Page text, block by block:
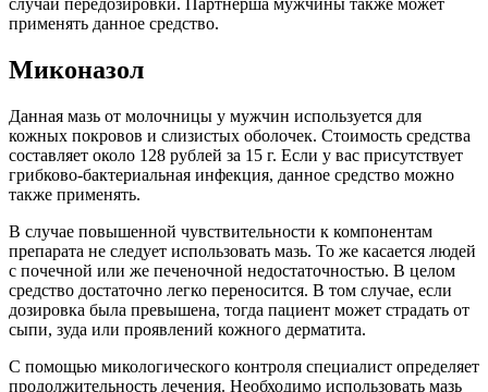
случаи передозировки. Партнерша мужчины также может
применять данное средство.
Миконазол
Данная мазь от молочницы у мужчин используется для
кожных покровов и слизистых оболочек. Стоимость средства
составляет около 128 рублей за 15 г. Если у вас присутствует
грибково-бактериальная инфекция, данное средство можно
также применять.
В случае повышенной чувствительности к компонентам
препарата не следует использовать мазь. То же касается людей
с почечной или же печеночной недостаточностью. В целом
средство достаточно легко переносится. В том случае, если
дозировка была превышена, тогда пациент может страдать от
сыпи, зуда или проявлений кожного дерматита.
С помощью микологического контроля специалист определяет
продолжительность лечения. Необходимо использовать мазь